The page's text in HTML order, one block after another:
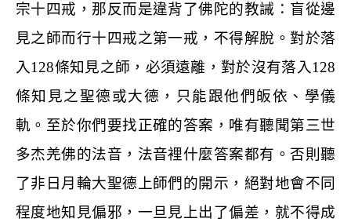
宗十四戒，那反而是違背了佛陀的教誡：盲從邊
見之師而行十四戒之第一戒，不得解脫。對於落
入128條知見之師，必須遠離，對於沒有落入128
條知見之聖德或大德，只能跟他們皈依、學儀
軌。至於你們要找正確的答案，唯有聽聞第三世
多杰羌佛的法音，法音裡什麼答案都有。否則聽
了非日月輪大聖德上師們的開示，絕對地會不同
程度地知見偏邪，一旦見上出了偏差，就不得成